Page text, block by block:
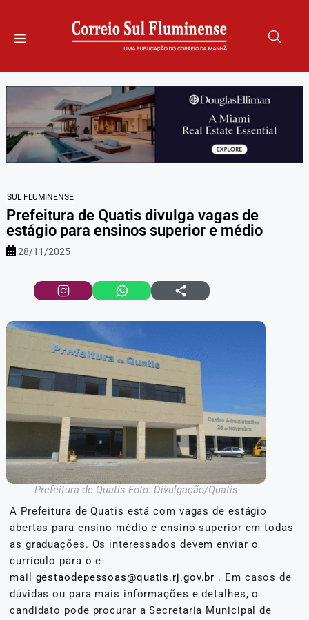
SUL FLUMINENSE
Prefeitura de Quatis divulga vagas de
estágio para ensinos superior e médio
28/11/2025
Prefeitura de Quatis Foto: Divulgação/Quatis
A Prefeitura de Quatis está com vagas de estágio
abertas para ensino médio e ensino superior em todas
as graduações. Os interessados devem enviar o
currículo para o e-
mail gestaodepessoas@quatis.rj.gov.br . Em casos de
dúvidas ou para mais informações e detalhes, o
candidato pode procurar a Secretaria Municipal de